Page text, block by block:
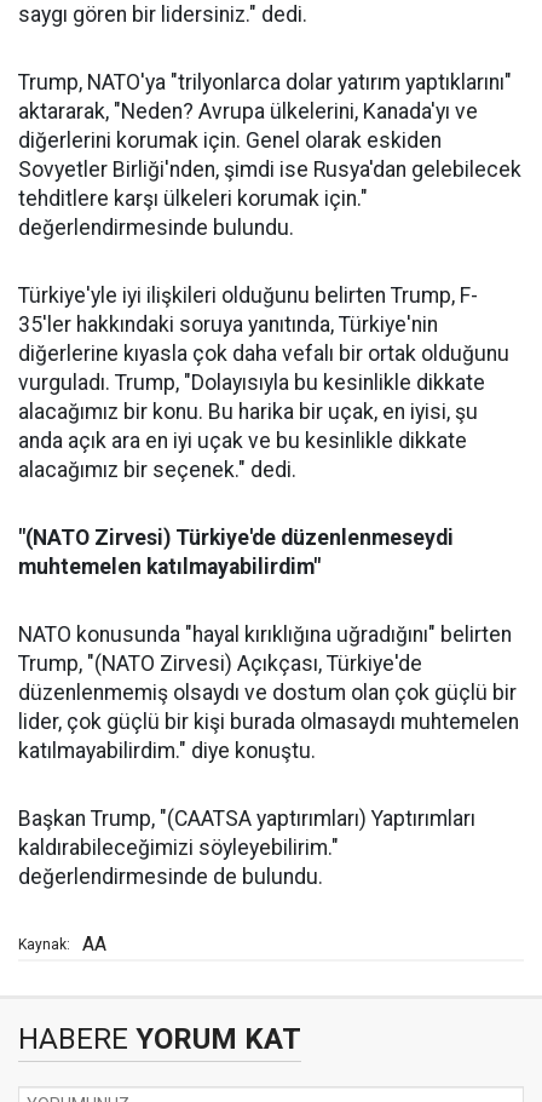
saygı gören bir lidersiniz." dedi.
Trump, NATO'ya "trilyonlarca dolar yatırım yaptıklarını"
aktararak, "Neden? Avrupa ülkelerini, Kanada'yı ve
diğerlerini korumak için. Genel olarak eskiden
Sovyetler Birliği'nden, şimdi ise Rusya'dan gelebilecek
tehditlere karşı ülkeleri korumak için."
değerlendirmesinde bulundu.
Türkiye'yle iyi ilişkileri olduğunu belirten Trump, F-
35'ler hakkındaki soruya yanıtında, Türkiye'nin
diğerlerine kıyasla çok daha vefalı bir ortak olduğunu
vurguladı. Trump, "Dolayısıyla bu kesinlikle dikkate
alacağımız bir konu. Bu harika bir uçak, en iyisi, şu
anda açık ara en iyi uçak ve bu kesinlikle dikkate
alacağımız bir seçenek." dedi.
"(NATO Zirvesi) Türkiye'de düzenlenmeseydi
muhtemelen katılmayabilirdim"
NATO konusunda "hayal kırıklığına uğradığını" belirten
Trump, "(NATO Zirvesi) Açıkçası, Türkiye'de
düzenlenmemiş olsaydı ve dostum olan çok güçlü bir
lider, çok güçlü bir kişi burada olmasaydı muhtemelen
katılmayabilirdim." diye konuştu.
Başkan Trump, "(CAATSA yaptırımları) Yaptırımları
kaldırabileceğimizi söyleyebilirim."
değerlendirmesinde de bulundu.
Kaynak: AA
HABERE YORUM KAT